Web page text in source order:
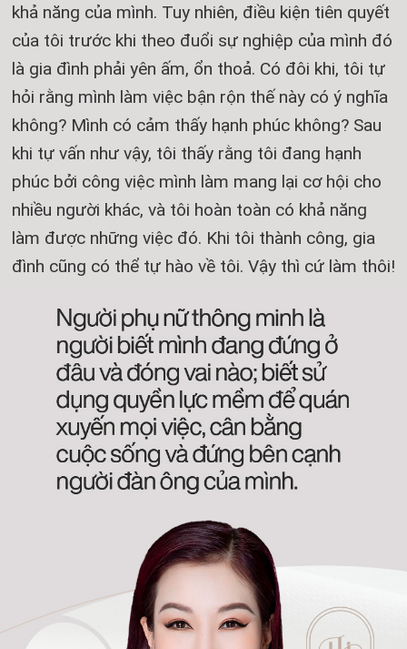
khả năng của mình. Tuy nhiên, điều kiện tiên quyết
của tôi trước khi theo đuổi sự nghiệp của mình đó
là gia đình phải yên ấm, ổn thoả. Có đôi khi, tôi tự
hỏi rằng mình làm việc bận rộn thế này có ý nghĩa
không? Mình có cảm thấy hạnh phúc không? Sau
khi tự vấn như vậy, tôi thấy rằng tôi đang hạnh
phúc bởi công việc mình làm mang lại cơ hội cho
nhiều người khác, và tôi hoàn toàn có khả năng
làm được những việc đó. Khi tôi thành công, gia
đình cũng có thể tự hào về tôi. Vậy thì cứ làm thôi!